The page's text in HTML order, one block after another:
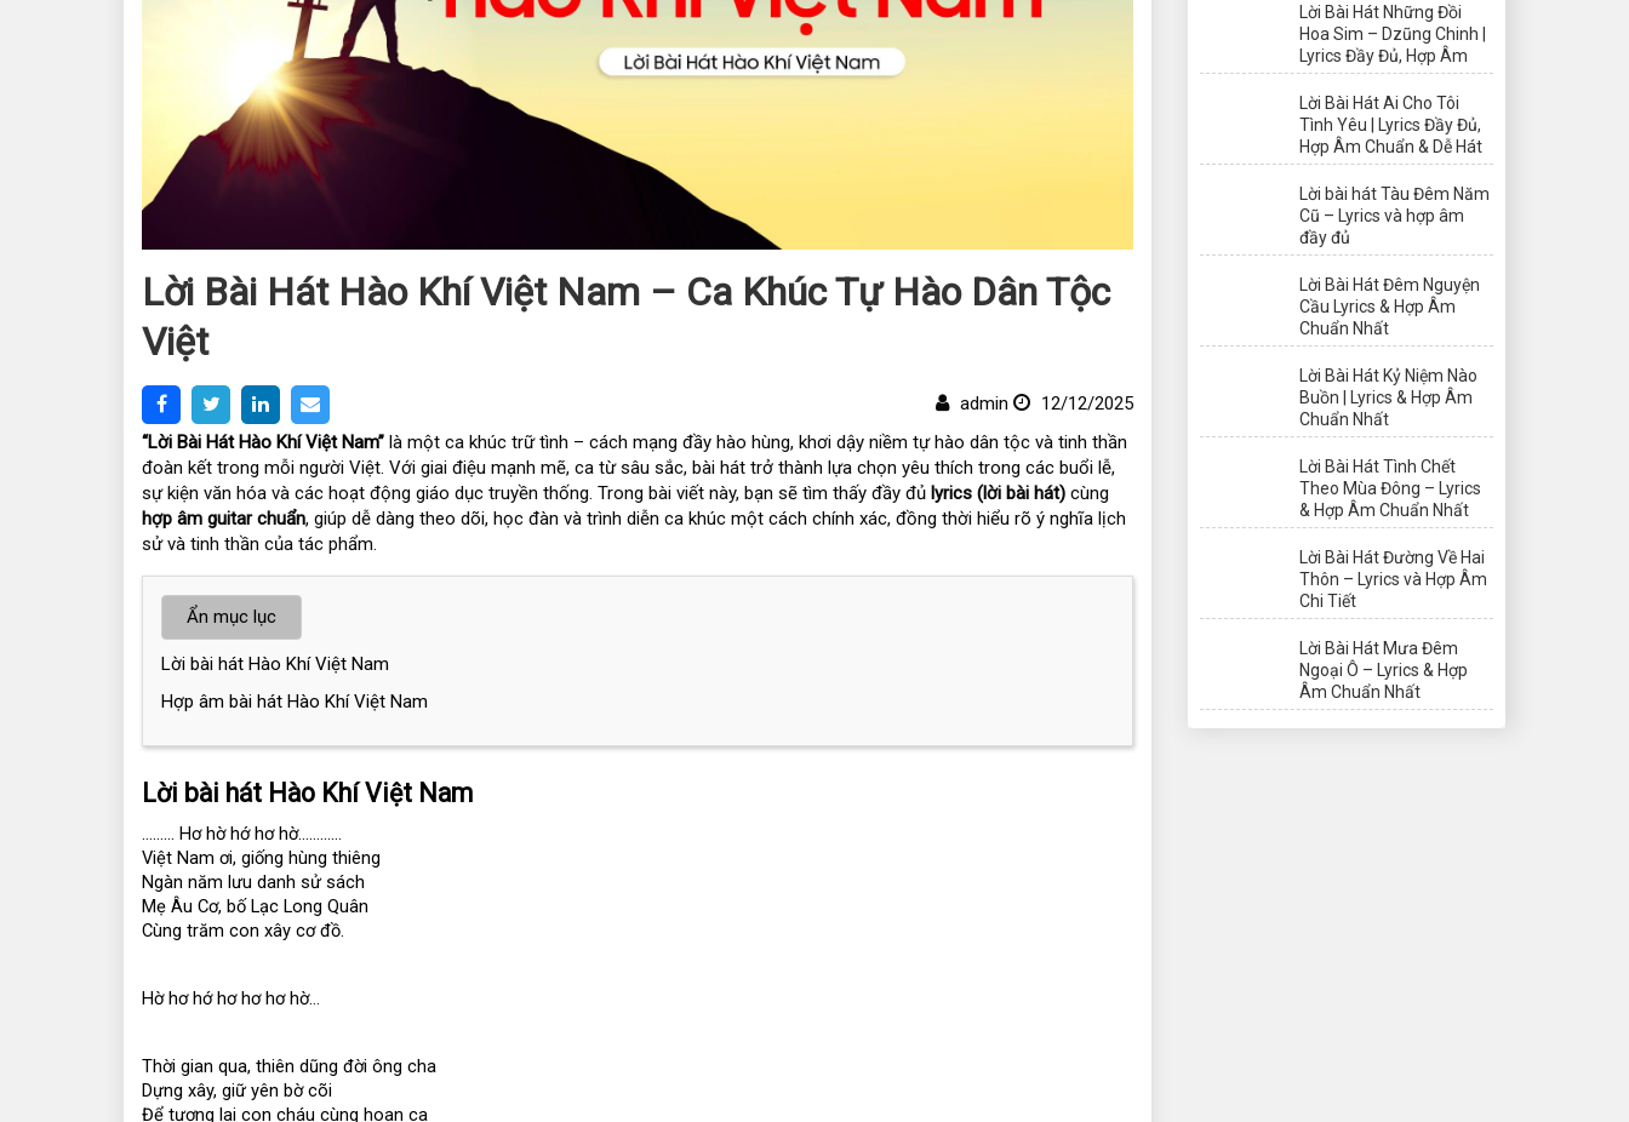
Lời Bài Hát Hào Khí Việt Nam – Ca Khúc Tự Hào Dân Tộc
Việt
admin
12/12/2025
“Lời Bài Hát Hào Khí Việt Nam” là một ca khúc trữ tình – cách mạng đầy hào hùng, khơi dậy niềm tự hào dân tộc và tinh thần
đoàn kết trong mỗi người Việt. Với giai điệu mạnh mẽ, ca từ sâu sắc, bài hát trở thành lựa chọn yêu thích trong các buổi lễ,
sự kiện văn hóa và các hoạt động giáo dục truyền thống. Trong bài viết này, bạn sẽ tìm thấy đầy đủ lyrics (lời bài hát) cùng
hợp âm guitar chuẩn, giúp dễ dàng theo dõi, học đàn và trình diễn ca khúc một cách chính xác, đồng thời hiểu rõ ý nghĩa lịch
sử và tinh thần của tác phẩm.
Ẩn mục lục
Lời bài hát Hào Khí Việt Nam
Hợp âm bài hát Hào Khí Việt Nam
Lời bài hát Hào Khí Việt Nam
……… Hơ hờ hớ hơ hờ…………
Việt Nam ơi, giống hùng thiêng
Ngàn năm lưu danh sử sách
Mẹ Âu Cơ, bố Lạc Long Quân
Cùng trăm con xây cơ đồ.
Hờ hơ hớ hơ hơ hơ hờ…
Thời gian qua, thiên dũng đời ông cha
Dựng xây, giữ yên bờ cõi
Để tương lai con cháu cùng hoan ca
Lời Bài Hát Những Đồi
Hoa Sim – Dzũng Chinh |
Lyrics Đầy Đủ, Hợp Âm
Lời Bài Hát Ai Cho Tôi
Tình Yêu | Lyrics Đầy Đủ,
Hợp Âm Chuẩn & Dễ Hát
Lời bài hát Tàu Đêm Năm
Cũ – Lyrics và hợp âm
đầy đủ
Lời Bài Hát Đêm Nguyện
Cầu Lyrics & Hợp Âm
Chuẩn Nhất
Lời Bài Hát Kỷ Niệm Nào
Buồn | Lyrics & Hợp Âm
Chuẩn Nhất
Lời Bài Hát Tình Chết
Theo Mùa Đông – Lyrics
& Hợp Âm Chuẩn Nhất
Lời Bài Hát Đường Về Hai
Thôn – Lyrics và Hợp Âm
Chi Tiết
Lời Bài Hát Mưa Đêm
Ngoại Ô – Lyrics & Hợp
Âm Chuẩn Nhất